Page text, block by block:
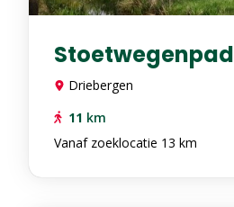
Stoetwegenpad
Driebergen
11 km
Vanaf zoeklocatie 13 km